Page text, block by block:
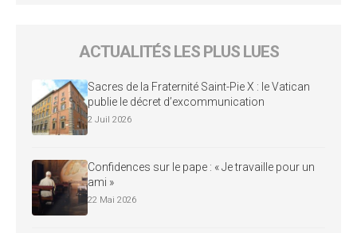
ACTUALITÉS LES PLUS LUES
Sacres de la Fraternité Saint-Pie X : le Vatican
publie le décret d’excommunication
2 Juil 2026
Confidences sur le pape : « Je travaille pour un
ami »
22 Mai 2026